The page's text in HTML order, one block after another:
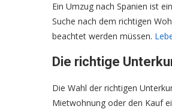
Ein Umzug nach Spanien ist
Suche nach dem richtigen
beachtet werden müssen.
Die richtige
Die Wahl der richtigen
Mietwohnung oder den Kauf